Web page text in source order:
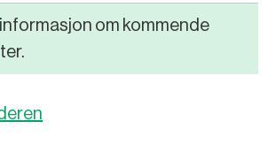
om kommende